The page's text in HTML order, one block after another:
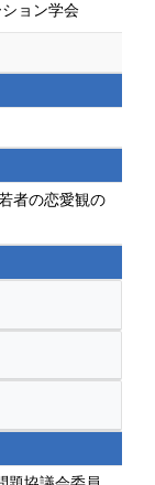
ョン学会
者の恋愛観の